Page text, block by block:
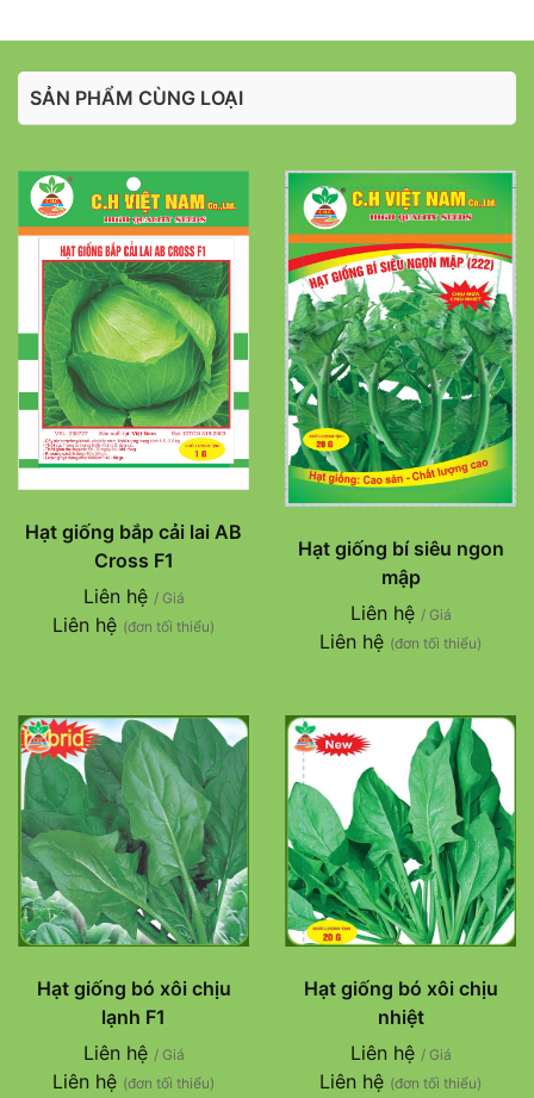
SẢN PHẨM CÙNG LOẠI
Hạt giống bắp cải lai AB
Cross F1
Liên hệ / Giá
Liên hệ (đơn tối thiểu)
Hạt giống bí siêu ngon
mập
Liên hệ / Giá
Liên hệ (đơn tối thiểu)
Hạt giống bó xôi chịu
lạnh F1
Liên hệ / Giá
Liên hệ (đơn tối thiểu)
Hạt giống bó xôi chịu
nhiệt
Liên hệ / Giá
Liên hệ (đơn tối thiểu)